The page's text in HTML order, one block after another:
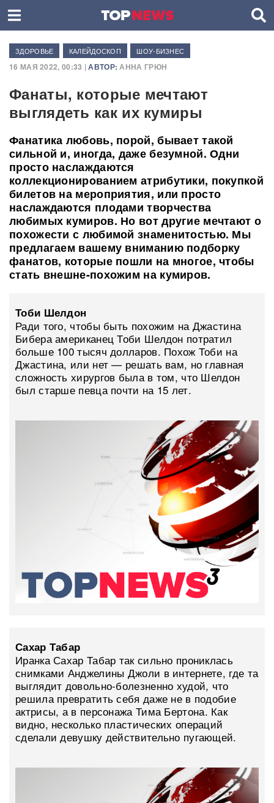
ЗДОРОВЬЕ КАЛЕЙДОСКОП ШОУ-БИЗНЕС
16 МАЯ 2022, 00:33 |АВТОР: АННА ГРЮН
Фанаты, которые мечтают
выглядеть как их кумиры
Фанатика любовь, порой, бывает такой
сильной и, иногда, даже безумной. Одни
просто наслаждаются
коллекционированием атрибутики, покупкой
билетов на мероприятия, или просто
наслаждаются плодами творчества
любимых кумиров. Но вот другие мечтают о
похожести с любимой знаменитостью. Мы
предлагаем вашему вниманию подборку
фанатов, которые пошли на многое, чтобы
стать внешне-похожим на кумиров.
Тоби Шелдон
Ради того, чтобы быть похожим на Джастина
Бибера американец Тоби Шелдон потратил
больше 100 тысяч долларов. Похож Тоби на
Джастина, или нет — решать вам, но главная
сложность хирургов была в том, что Шелдон
был старше певца почти на 15 лет.
Сахар Табар
Иранка Сахар Табар так сильно прониклась
снимками Анджелины Джоли в интернете, где та
выглядит довольно-болезненно худой, что
решила превратить себя даже не в подобие
актрисы, а в персонажа Тима Бертона. Как
видно, несколько пластических операций
сделали девушку действительно пугающей.